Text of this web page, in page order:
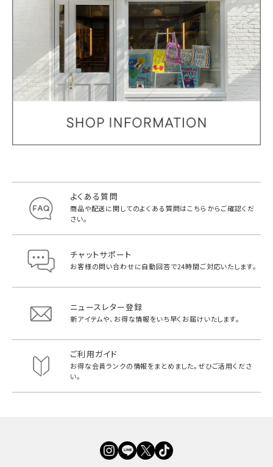
よくある質問
商品や配送に関してのよくある質問はこちらからご確認くだ
さい。
チャットサポート
お客様の問い合わせに自動回答で24時間ご対応いたします。
ニュースレター登録
新アイテムや、お得な情報をいち早く お届けいたします。
ご利用ガイド
お得な会員ランクの情報をまとめました。ぜひご活用くださ
い。